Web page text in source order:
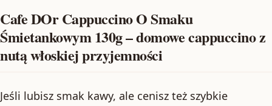
Cafe DOr Cappuccino O Smaku
Śmietankowym 130g – domowe cappuccino z
nutą włoskiej przyjemności
Jeśli lubisz smak kawy, ale cenisz też szybkie